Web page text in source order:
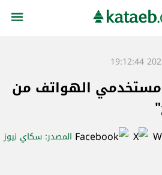
الهواتف من
المصدر: سكاي نيوز